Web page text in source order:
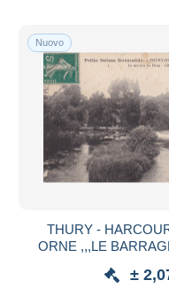
Nuovo
THURY -
ORNE ,,,LE
±